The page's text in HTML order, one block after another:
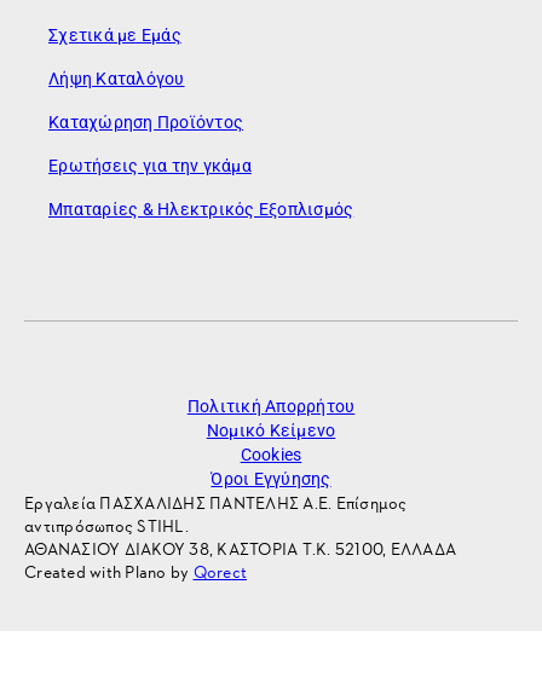
Σχετικά με Εμάς
Λήψη Καταλόγου
Καταχώρηση Προϊόντος
Ερωτήσεις για την γκάμα
Μπαταρίες & Ηλεκτρικός Εξοπλισμός
Πολιτική Απορρήτου
Νομικό Κείμενο
Cookies
Όροι Εγγύησης
Εργαλεία ΠΑΣΧΑΛΙΔΗΣ ΠΑΝΤΕΛΗΣ Α.Ε. Επίσημος
αντιπρόσωπος STIHL.
ΑΘΑΝΑΣΙΟΥ ΔΙΑΚΟΥ 38, ΚΑΣΤΟΡΙΑ Τ.Κ. 52100, ΕΛΛΑΔΑ
Created with Plano by Qorect